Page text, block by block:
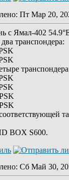
: Пт Мар 20,
с Ямал-402
транспондера:
BOX S600.
: Сб Май 30,